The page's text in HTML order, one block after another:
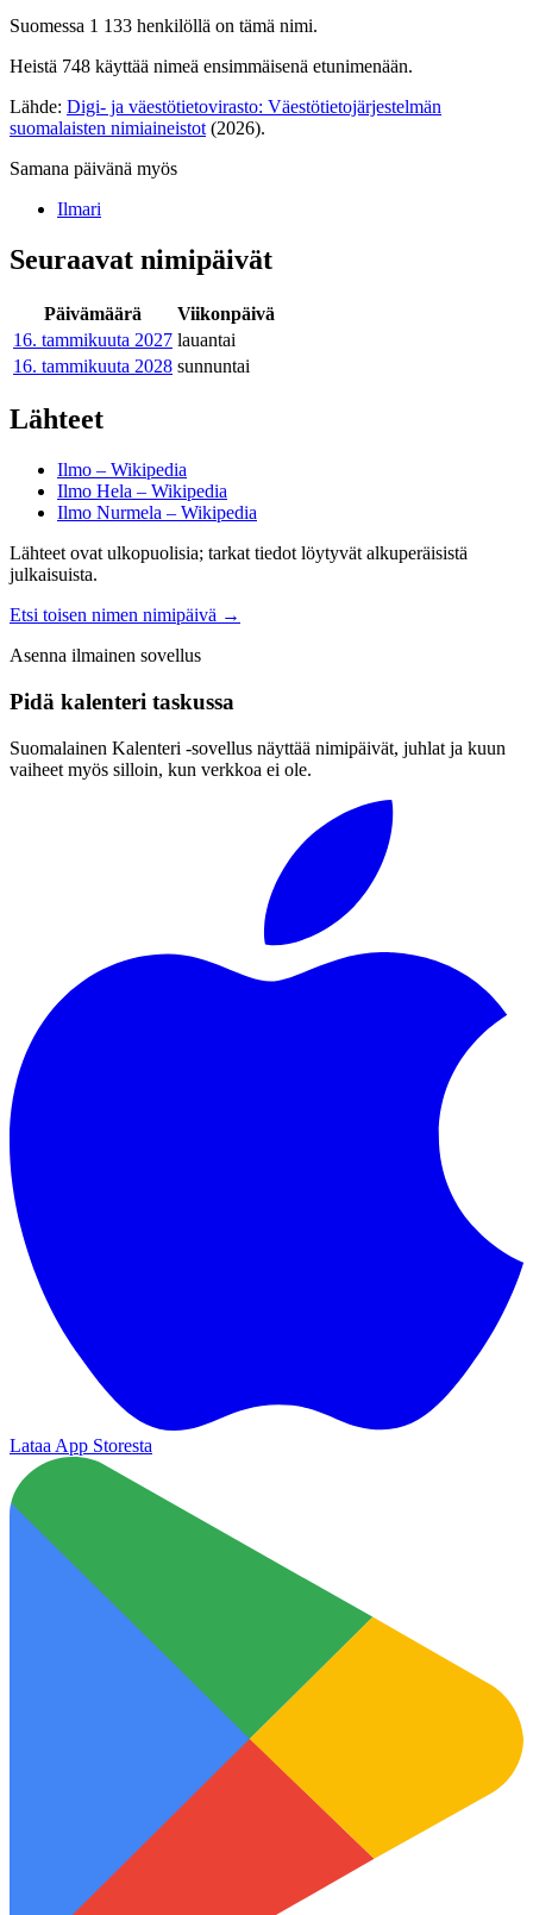
Suomessa 1 133 henkilöllä on tämä nimi.
Heistä 748 käyttää nimeä ensimmäisenä etunimenään.
Lähde: Digi- ja väestötietovirasto: Väestötietojärjestelmän
suomalaisten nimiaineistot (2026).
Samana päivänä myös
Ilmari
Seuraavat nimipäivät
Päivämäärä
Viikonpäivä
16. tammikuuta 2027 lauantai
16. tammikuuta 2028 sunnuntai
Lähteet
Ilmo – Wikipedia
Ilmo Hela – Wikipedia
Ilmo Nurmela – Wikipedia
Lähteet ovat ulkopuolisia; tarkat tiedot löytyvät alkuperäisistä
julkaisuista.
Etsi toisen nimen nimipäivä →
Asenna ilmainen sovellus
Pidä kalenteri taskussa
Suomalainen Kalenteri ‑sovellus näyttää nimipäivät, juhlat ja kuun
vaiheet myös silloin, kun verkkoa ei ole.
Lataa App Storesta